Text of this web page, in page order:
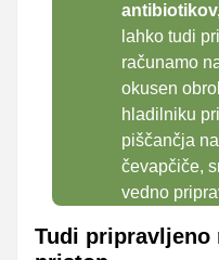
lahko tudi
računamo
okusen
hladilniku
piščančja
čevapčiče,
vedno
Tudi pripravljeno